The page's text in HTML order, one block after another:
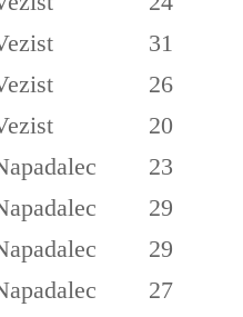
31
26
20
23
29
29
27